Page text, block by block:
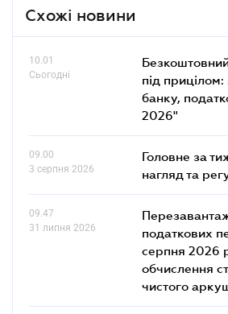
Схожі новини
10.01
Сьогодні
під
банку,
2026"
09.00
3 серпня 2026
Головне за
нагляд та
09.47
31 липня 2026
податкових
серпня 2026
обчислення
чистого